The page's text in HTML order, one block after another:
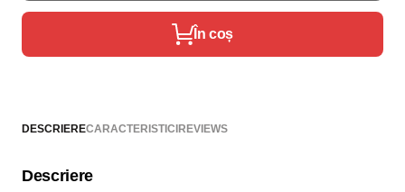
În coș
DESCRIERECARACTERISTICIREVIEWS
Descriere